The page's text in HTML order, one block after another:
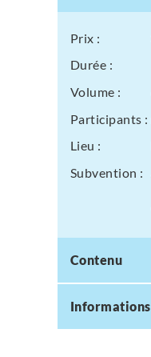
Prix :
Durée :
Volume :
Participants :
Lieu :
Subvention :
Contenu